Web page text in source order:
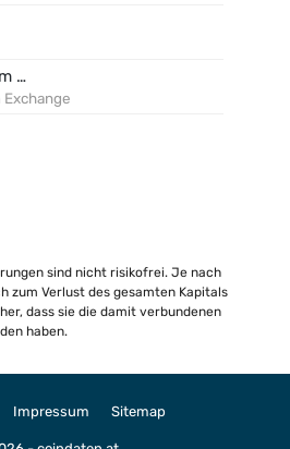
Crypto.com Exchange
sind nicht risikofrei. Je nach
zum Verlust des gesamten Kapitals
dass sie die damit verbundenen
haben.
Impressum Sitemap